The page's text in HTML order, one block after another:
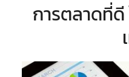
การตลาดที่ดี